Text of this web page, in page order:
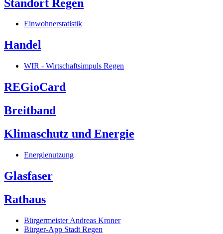
Standort Regen
Einwohnerstatistik
Handel
WIR - Wirtschaftsimpuls Regen
REGioCard
Breitband
Klimaschutz und Energie
Energienutzung
Glasfaser
Rathaus
Bürgermeister Andreas Kroner
Bürger-App Stadt Regen